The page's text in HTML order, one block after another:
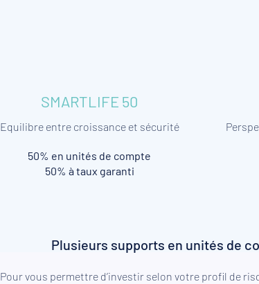
SMARTLIFE 50
Equilibre entre croissance et sécurité
50% en unités de compte
50% à taux garanti
Plusieurs supports en unités de
Pour vous permettre d’investir selon votre profil de